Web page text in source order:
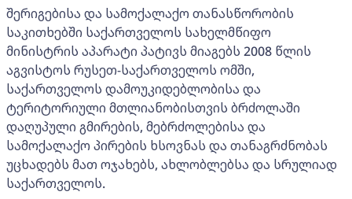
შერიგებისა და სამოქალაქო თანასწორობის
საკითხებში საქართველოს სახელმწიფო
მინისტრის აპარატი პატივს მიაგებს 2008 წლის
აგვისტოს რუსეთ-საქართველოს ომში,
საქართველოს დამოუკიდებლობისა და
ტერიტორიული მთლიანობისთვის ბრძოლაში
დაღუპული გმირების, მებრძოლებისა და
სამოქალაქო პირების ხსოვნას და თანაგრძნობას
უცხადებს მათ ოჯახებს, ახლობლებსა და სრულიად
საქართველოს.